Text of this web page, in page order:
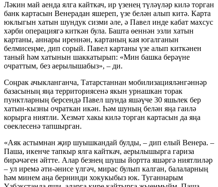
Ләкин май аенда ялга кайткач, ир үзенең түләүләр килә торган
банк картасын Венерадан яшереп, үзе белән алып китә. Карта
юклыгын хатын шундук сизми әле, ә Павел инде кабат махсус
хәрби операциягә киткән була. Башта өеннән эзли хатын
картаны, аннары иреннән, картаның кая югалганын
белмисеңме, дип сорый. Павел картаны үзе алып киткәнен
таный һәм хатынын шаккатырып: «Мин башка берәүне
очраттым, без аерылышабыз», – ди.
Соңрак ачыкланганча, Татарстаннан мобилизацияләнгәннәр
базасының яңа территориясенә якын урнашкан торак
пунктларның берсендә Павел шунда яшәүче 30 яшьлек бер
хатын-кызны очраткан икән. Һәм шуның белән яңа гаилә
корырга ниятли. Хезмәт хакы килә торган картасын да яңа
сөеклесенә тапшырган.
«Аяк астымнан җир шуышкандай булды, – дип елый Венера. –
Паша, икенче тапкыр ялга кайткач, аерылышырга гариза
бирәчәген әйтте. Алар безнең шушы йортта яшәргә ниятлиләр
– ул иремә әти-әнисе үлгәч, мирас булып калган, балаларның
һәм минем аңа бернинди хокукыбыз юк. Туганнарым